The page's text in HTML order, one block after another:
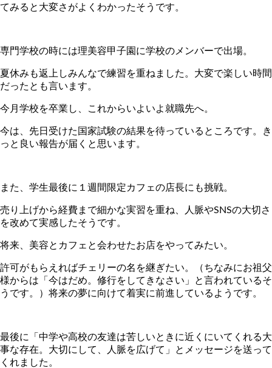
てみると大変さがよくわかったそうです。
専門学校の時には理美容甲子園に学校のメンバーで出場。
夏休みも返上しみんなで練習を重ねました。大変で楽しい時間
だったとも言います。
今月学校を卒業し、これからいよいよ就職先へ。
今は、先日受けた国家試験の結果を待っているところです。き
っと良い報告が届くと思います。
また、学生最後に１週間限定カフェの店長にも挑戦。
売り上げから経費まで細かな実習を重ね、人脈やSNSの大切さ
を改めて実感したそうです。
将来、美容とカフェと会わせたお店をやってみたい。
許可がもらえればチェリーの名を継ぎたい。（ちなみにお祖父
様からは「今はだめ。修行をしてきなさい」と言われているそ
うです。）将来の夢に向けて着実に前進しているようです。
最後に「中学や高校の友達は苦しいときに近くにいてくれる大
事な存在。大切にして、人脈を広げて」とメッセージを送って
くれました。